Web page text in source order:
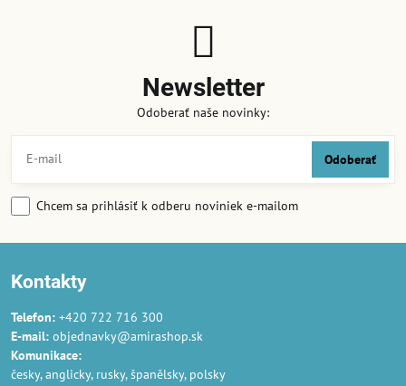
Newsletter
Odoberať naše novinky:
Odoberať
Chcem sa prihlásiť k odberu noviniek e-mailom
Kontakty
Telefon: +420 722 716 300
E-mail: objednavky@amirashop.sk
Komunikace:
česky, anglicky, rusky, španělsky, polsky